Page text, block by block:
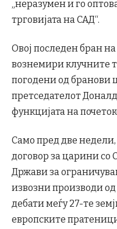
„неразумен и го
трговијата на САД“.
Овој последен бран
вознемири клучните
погодени од бранови
претседателот
функцијата на
Само пред две
договор за царини
Држави за
извозни производи
дебати меѓу 27-те
европските